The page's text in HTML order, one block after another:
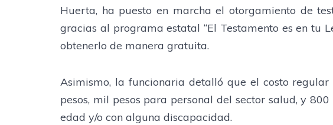
Huerta, ha puesto en marcha el otorgamiento de
gracias al programa estatal “El Testamento es en tu
obtenerlo de manera gratuita.
Asimismo, la funcionaria detalló que el costo
pesos, mil pesos para personal del sector salud, y
edad y/o con alguna discapacidad.